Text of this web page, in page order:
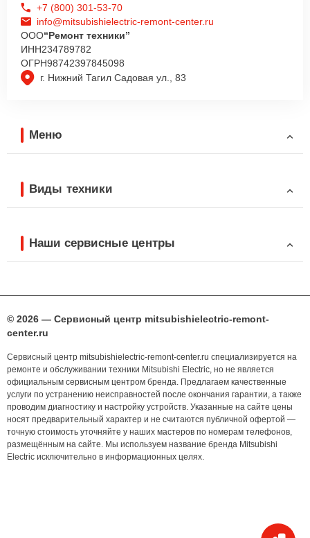
г. Нижний Тагил Садовая ул., 83
+7 (800) 301-53-70
info@mitsubishielectric-remont-center.ru
ООО“Ремонт техники”
ИНН234789782
ОГРН98742397845098
Меню
Виды техники
Наши сервисные центры
© 2026 — Сервисный центр mitsubishielectric-remont-
center.ru
Сервисный центр mitsubishielectric-remont-center.ru специализируется на
ремонте и обслуживании техники Mitsubishi Electric, но не является
официальным сервисным центром бренда. Предлагаем качественные
услуги по устранению неисправностей после окончания гарантии, а также
проводим диагностику и настройку устройств. Указанные на сайте цены
носят предварительный характер и не считаются публичной офертой —
точную стоимость уточняйте у наших мастеров по номерам телефонов,
размещённым на сайте. Мы используем название бренда Mitsubishi
Electric исключительно в информационных целях.